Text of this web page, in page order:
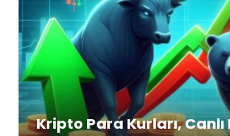
Kripto Para Kurları,